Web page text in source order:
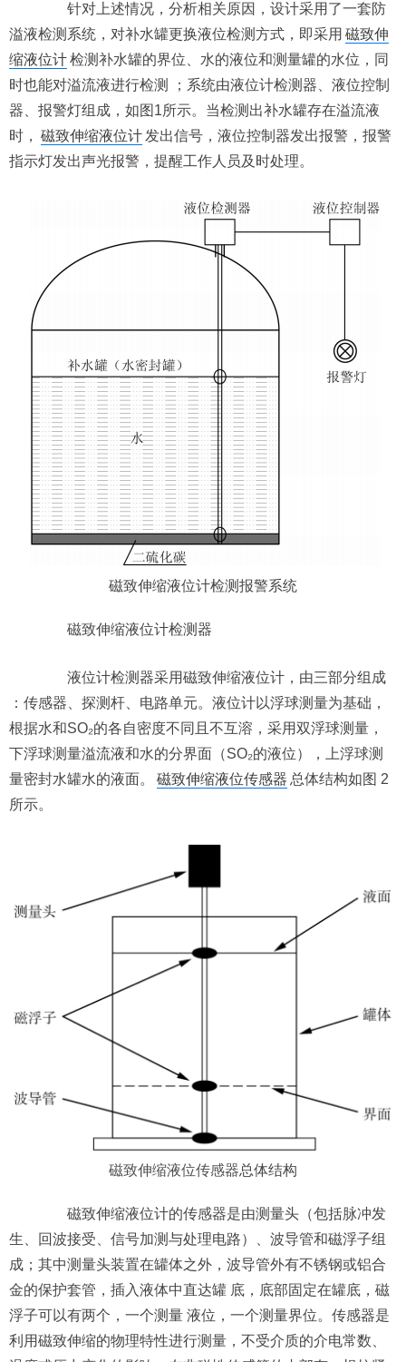
针对上述情况，分析相关原因，设计采用了一套防
溢液检测系统，对补水罐更换液位检测方式，即采用 磁致伸
缩液位计检测补水罐的界位、水的液位和测量罐的水位，同
时也能对溢流液进行检测 ；系统由液位计检测器、液位控制
器、报警灯组成，如图1所示。当检测出补水罐存在溢流液
时， 磁致伸缩液位计 发出信号，液位控制器发出报警，报警
指示灯发出声光报警，提醒工作人员及时处理。
磁致伸缩液位计检测报警系统
磁致伸缩液位计检测器
液位计检测器采用磁致伸缩液位计，由三部分组成
：传感器、探测杆、电路单元。液位计以浮球测量为基础，
根据水和SO₂的各自密度不同且不互溶，采用双浮球测量，
下浮球测量溢流液和水的分界面（SO₂的液位），上浮球测
量密封水罐水的液面。
磁致伸缩液位传感器 总体结构如图 2
所示。
磁致伸缩液位传感器总体结构
磁致伸缩液位计的传感器是由测量头（包括脉冲发
生、回波接受、信号加测与处理电路）、波导管和磁浮子组
成；其中测量头装置在罐体之外，波导管外有不锈钢或铝合
金的保护套管，插入液体中直达罐 底，底部固定在罐底，磁
浮子可以有两个，一个测量 液位，一个测量界位。传感器是
利用磁致伸缩的物理特性进行测量，不受介质的介电常数、